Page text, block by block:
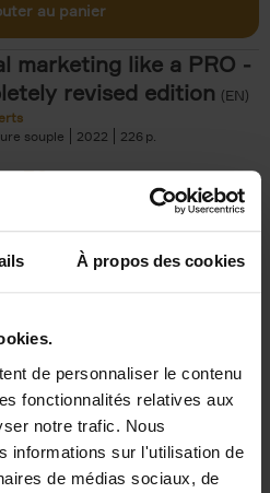
À propos des cookies
de personnaliser le contenu
fonctionnalités relatives aux
notre trafic. Nous
informations sur l'utilisation de
de médias sociaux, de
au panier
marketing like a PRO -
revised edition (EN)
souple
2022 226
50
You Can't
Belleghem
souple
2020 256